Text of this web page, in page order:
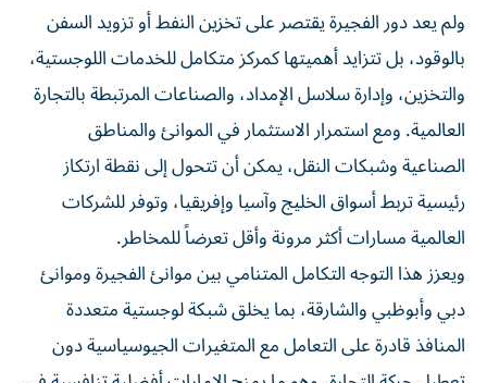
ولم يعد دور الفجيرة يقتصر على تخزين النفط أو تزويد السفن
بالوقود، بل تتزايد أهميتها كمركز متكامل للخدمات اللوجستية،
والتخزين، وإدارة سلاسل الإمداد، والصناعات المرتبطة بالتجارة
العالمية. ومع استمرار الاستثمار في الموانئ والمناطق
الصناعية وشبكات النقل، يمكن أن تتحول إلى نقطة ارتكاز
رئيسية تربط أسواق الخليج وآسيا وإفريقيا، وتوفر للشركات
العالمية مسارات أكثر مرونة وأقل تعرضاً للمخاطر.
ويعزز هذا التوجه التكامل المتنامي بين موانئ الفجيرة وموانئ
دبي وأبوظبي والشارقة، بما يخلق شبكة لوجستية متعددة
المنافذ قادرة على التعامل مع المتغيرات الجيوسياسية دون